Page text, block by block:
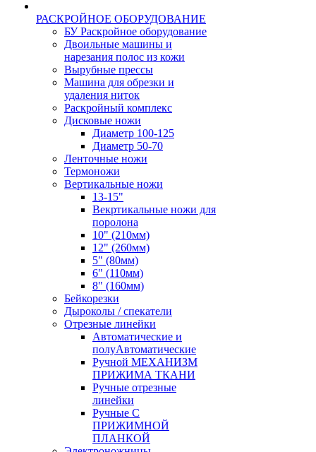
РАСКРОЙНОЕ ОБОРУДОВАНИЕ
БУ Раскройное оборудование
Двоильные машины и
нарезания полос из кожи
Вырубные прессы
Машина для обрезки и
удаления ниток
Раскройный комплекс
Дисковые ножи
Диаметр 100-125
Диаметр 50-70
Ленточные ножи
Термоножи
Вертикальные ножи
13-15"
Векртикальные ножи для
поролона
10" (210мм)
12" (260мм)
5" (80мм)
6" (110мм)
8" (160мм)
Бейкорезки
Дыроколы / спекатели
Отрезные линейки
Автоматические и
полуАвтоматические
Ручной МЕХАНИЗМ
ПРИЖИМА ТКАНИ
Ручные отрезные
линейки
Ручные С
ПРИЖИМНОЙ
ПЛАНКОЙ